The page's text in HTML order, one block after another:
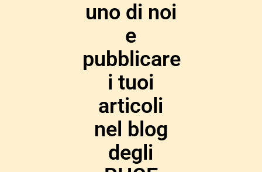
uno di noi
e
pubblicare
i tuoi
articoli
nel blog
degli